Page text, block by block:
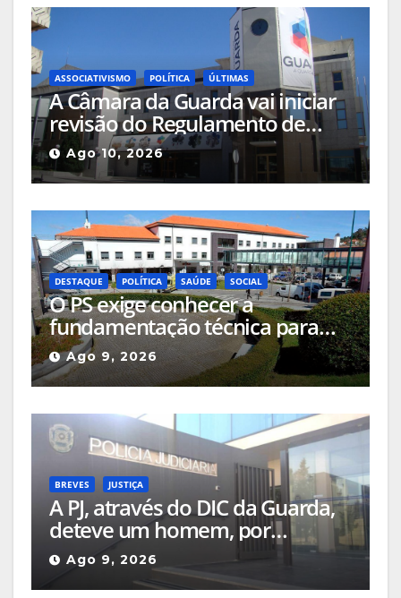
ASSOCIATIVISMO POLÍTICA ÚLTIMAS
A Câmara da Guarda vai iniciar
revisão do Regulamento de
Apoio ao Associativismo e com
o aval da oposição
Ago 10, 2026
DESTAQUE POLÍTICA SAÚDE SOCIAL
O PS exige conhecer a
fundamentação técnica para
uma eventual transferência do
Hospital de Seia para a
Misericórdia
Ago 9, 2026
BREVES JUSTIÇA
A PJ, através do DIC da Guarda,
deteve um homem, por
comercialização de 27,5 kg de
embalagens de canábis
Ago 9, 2026